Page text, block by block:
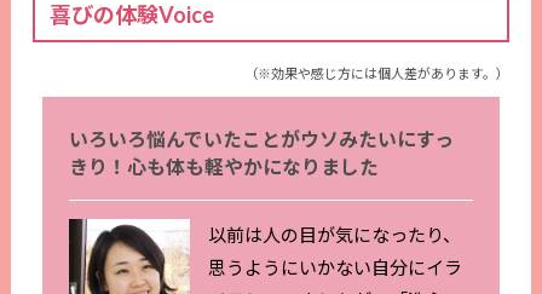
喜びの体験Voice
（※効果や感じ方には個人差があります。）
いろいろ悩んでいたことがウソみたいにすっ
きり！心も体も軽やかになりました
以前は人の目が気になったり、
思うようにいかない自分にイラ